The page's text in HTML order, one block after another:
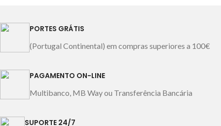
PORTES GRÁTIS
(Portugal Continental) em compras superiores a 100€
PAGAMENTO ON-LINE
Multibanco, MB Way ou Transferência Bancária
SUPORTE 24/7